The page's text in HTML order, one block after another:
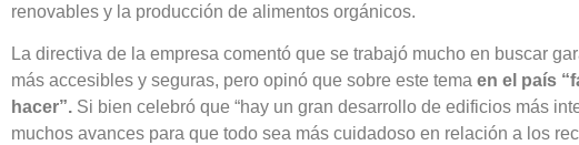
renovables y la producción de alimentos orgánicos.
La directiva de la empresa comentó que se trabajó mucho en buscar
más accesibles y seguras, pero opinó que sobre este tema en el país
hacer”. Si bien celebró que “hay un gran desarrollo de edificios más
muchos avances para que todo sea más cuidadoso en relación a los